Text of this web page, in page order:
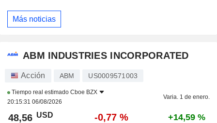
Más noticias
ABM INDUSTRIES INCORPORATED
Acción ABM US0009571003
Tiempo real estimado Cboe BZX
20:15:31 06/08/2026
Varia. 1 de enero.
48,56 USD -0,77 % +14,59 %